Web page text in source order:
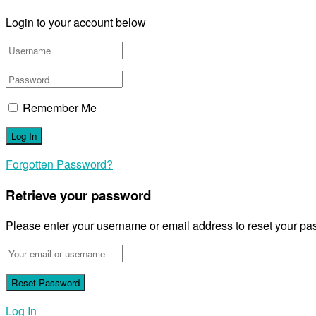
Login to your account below
Remember Me
Forgotten Password?
Retrieve your password
Please enter your username or email address to reset your
Log In